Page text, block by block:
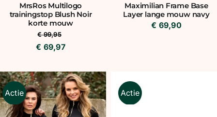
MrsRos Multilogo
trainingstop Blush Noir
korte mouw
€99,95
€ 69,97
Maximilian Frame Base
Layer lange mouw navy
€ 69,90
Actie Actie